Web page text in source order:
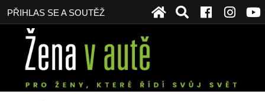
PŘIHLAS SE A SOUTĚŽ